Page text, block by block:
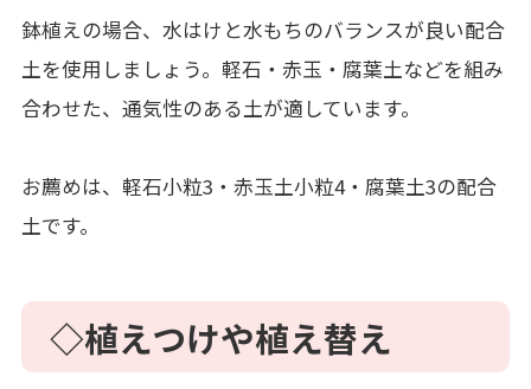
鉢植えの場合、水はけと水もちのバランスが良い配合
土を使用しましょう。軽石・赤玉・腐葉土などを組み
合わせた、通気性のある土が適しています。
お薦めは、軽石小粒3・赤玉土小粒4・腐葉土3の配合
土です。
◇植えつけや植え替え